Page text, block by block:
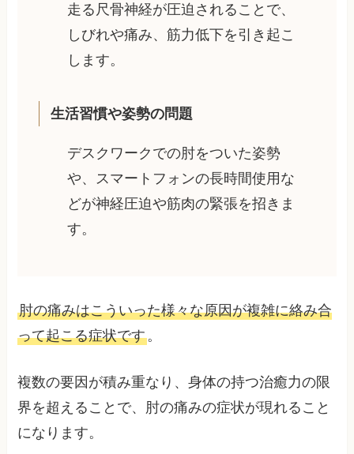
走る尺骨神経が圧迫されることで、
しびれや痛み、筋力低下を引き起こ
します。
生活習慣や姿勢の問題
デスクワークでの肘をついた姿勢
や、スマートフォンの長時間使用な
どが神経圧迫や筋肉の緊張を招きま
す。
肘の痛みはこういった様々な原因が複雑に絡み合
って起こる症状です。
複数の要因が積み重なり、身体の持つ治癒力の限
界を超えることで、肘の痛みの症状が現れること
になります。